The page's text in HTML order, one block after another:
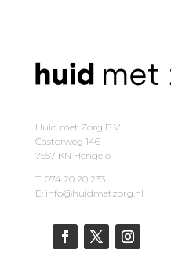
Huid met Zorg B.V.
Castorweg 146
7557 KN Hengelo
T: 074 20 20 233
E: info@huidmetzorg.nl